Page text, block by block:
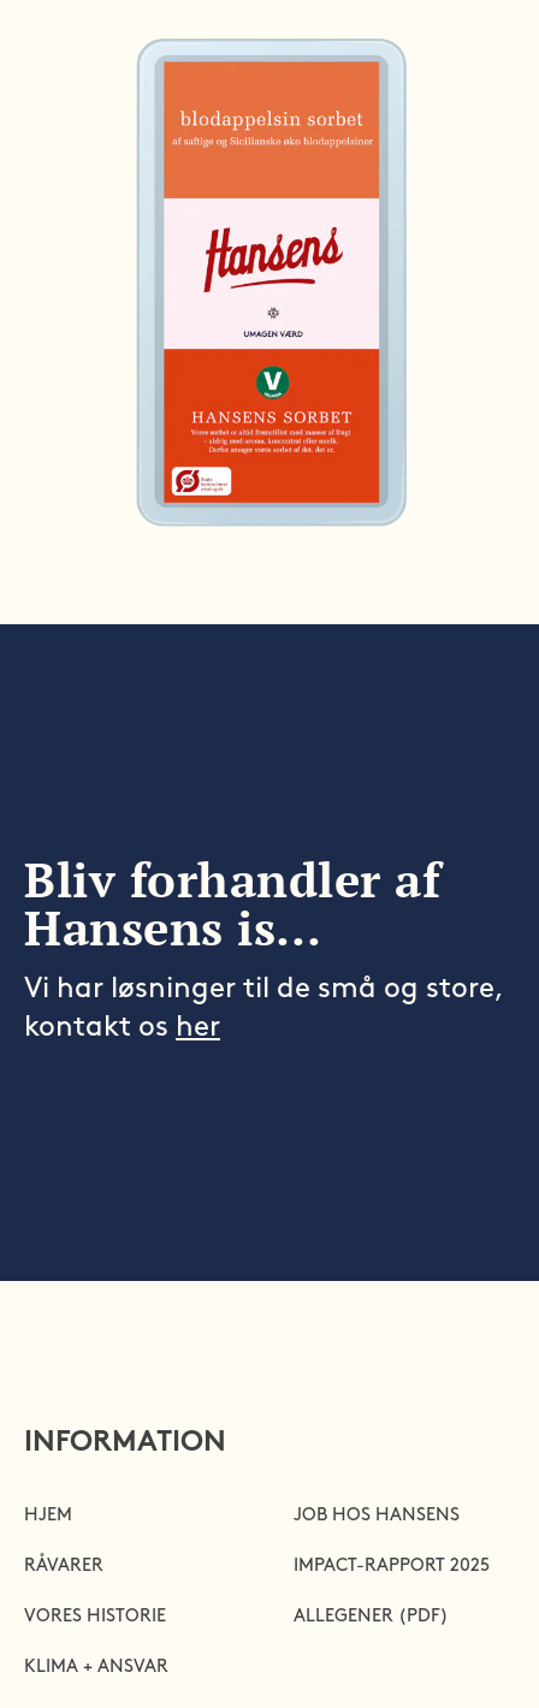
Bliv forhandler af
Hansens is…
Vi har løsninger til de små og store,
kontakt os her
INFORMATION
HJEM
RÅVARER
VORES HISTORIE
KLIMA + ANSVAR
JOB HOS HANSENS
IMPACT-RAPPORT 2025
ALLEGENER (PDF)